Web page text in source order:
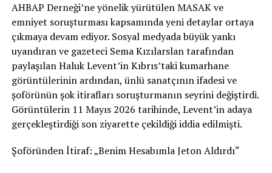
Yetkililer, uygulamanın başarılı olması halinde benzer
düzenlemelerin diğer İsviçre belediyelerinde de
gündeme gelebileceğini belirtiyor.
Sizce bu uygulama tüm İsviçre’de uygulanmalı mı?
Görüşlerinizi yorumlarda paylaşabilirsiniz.
Kaynak: İsviçre Devlet Televizyonu RSI
AHBAP Derneği’ne yönelik yürütülen MASAK ve
emniyet soruşturması kapsamında yeni detaylar ortaya
çıkmaya devam ediyor. Sosyal medyada büyük yankı
uyandıran ve gazeteci Sema Kızılarslan tarafından
paylaşılan Haluk Levent’in Kıbrıs’taki kumarhane
görüntülerinin ardından, ünlü sanatçının ifadesi ve
şoförünün şok itirafları soruşturmanın seyrini değiştirdi.
Görüntülerin 11 Mayıs 2026 tarihinde, Levent’in adaya
gerçekleştirdiği son ziyarette çekildiği iddia edilmişti.
Şoföründen İtiraf: „Benim Hesabımla Jeton Aldırdı“